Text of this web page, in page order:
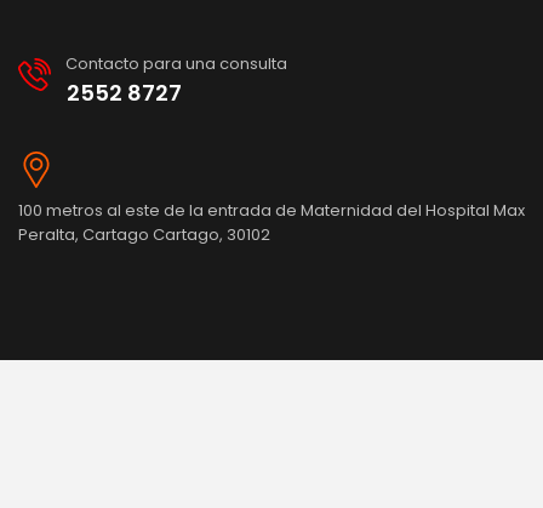
Contacto para una consulta
2552 8727
100 metros al este de la entrada de Maternidad del Hospital Max
Peralta, Cartago Cartago, 30102